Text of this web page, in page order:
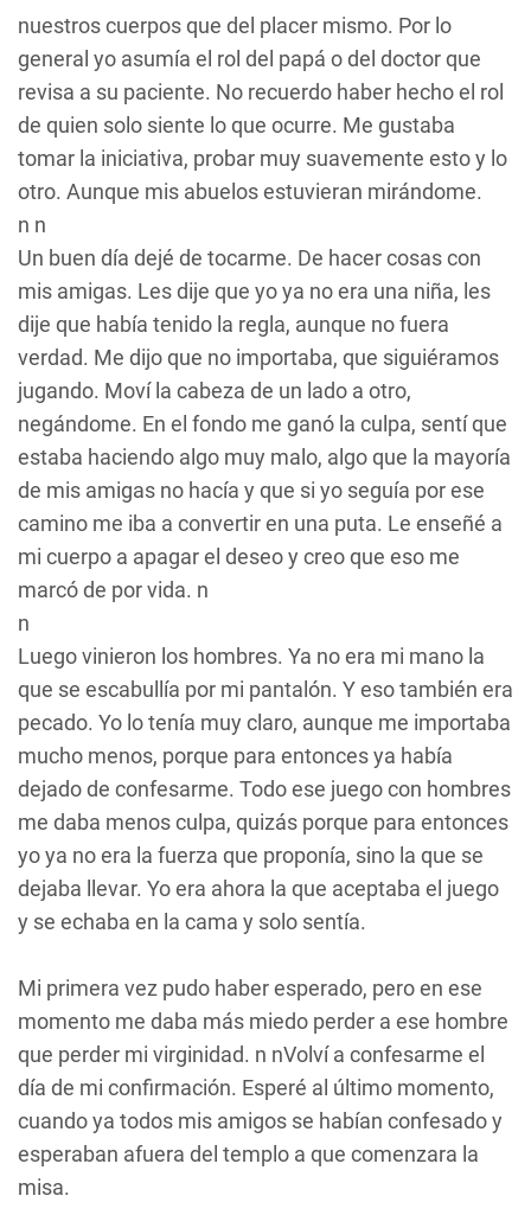
nuestros cuerpos que del placer mismo. Por lo
general yo asumía el rol del papá o del doctor que
revisa a su paciente. No recuerdo haber hecho el rol
de quien solo siente lo que ocurre. Me gustaba
tomar la iniciativa, probar muy suavemente esto y lo
otro. Aunque mis abuelos estuvieran mirándome.
n n
Un buen día dejé de tocarme. De hacer cosas con
mis amigas. Les dije que yo ya no era una niña, les
dije que había tenido la regla, aunque no fuera
verdad. Me dijo que no importaba, que siguiéramos
jugando. Moví la cabeza de un lado a otro,
negándome. En el fondo me ganó la culpa, sentí que
estaba haciendo algo muy malo, algo que la mayoría
de mis amigas no hacía y que si yo seguía por ese
camino me iba a convertir en una puta. Le enseñé a
mi cuerpo a apagar el deseo y creo que eso me
marcó de por vida. n
n
Luego vinieron los hombres. Ya no era mi mano la
que se escabullía por mi pantalón. Y eso también era
pecado. Yo lo tenía muy claro, aunque me importaba
mucho menos, porque para entonces ya había
dejado de confesarme. Todo ese juego con hombres
me daba menos culpa, quizás porque para entonces
yo ya no era la fuerza que proponía, sino la que se
dejaba llevar. Yo era ahora la que aceptaba el juego
y se echaba en la cama y solo sentía.
Mi primera vez pudo haber esperado, pero en ese
momento me daba más miedo perder a ese hombre
que perder mi virginidad. n nVolví a confesarme el
día de mi confirmación. Esperé al último momento,
cuando ya todos mis amigos se habían confesado y
esperaban afuera del templo a que comenzara la
misa.